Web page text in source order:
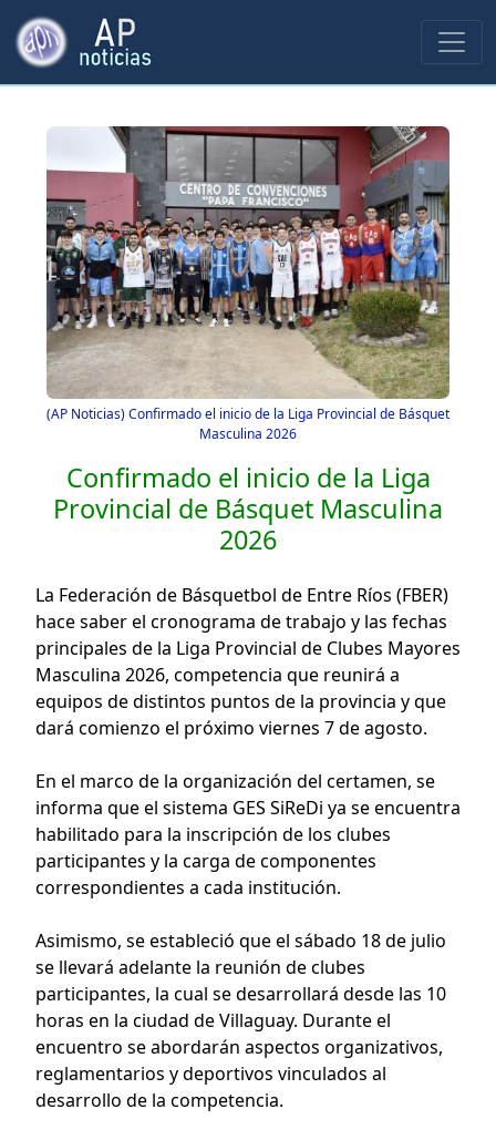
(AP Noticias) Confirmado el inicio de la Liga Provincial de Básquet
Masculina 2026
Confirmado el inicio de la Liga
Provincial de Básquet Masculina
2026
La Federación de Básquetbol de Entre Ríos (FBER)
hace saber el cronograma de trabajo y las fechas
principales de la Liga Provincial de Clubes Mayores
Masculina 2026, competencia que reunirá a
equipos de distintos puntos de la provincia y que
dará comienzo el próximo viernes 7 de agosto.
En el marco de la organización del certamen, se
informa que el sistema GES SiReDi ya se encuentra
habilitado para la inscripción de los clubes
participantes y la carga de componentes
correspondientes a cada institución.
Asimismo, se estableció que el sábado 18 de julio
se llevará adelante la reunión de clubes
participantes, la cual se desarrollará desde las 10
horas en la ciudad de Villaguay. Durante el
encuentro se abordarán aspectos organizativos,
reglamentarios y deportivos vinculados al
desarrollo de la competencia.